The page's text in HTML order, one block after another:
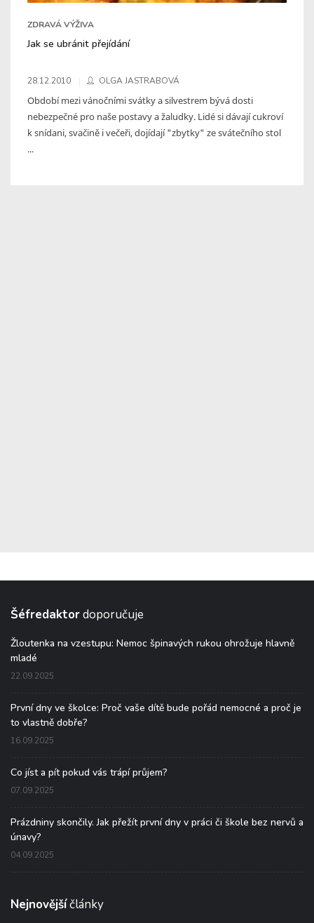
ZDRAVÁ VÝŽIVA
Jak se ubránit přejídání
28.12.2010 OLGA JASTRABOVÁ
Období mezi vánočními svátky a silvestrem bývá dosti
nebezpečné pro naše postavy a žaludky. Lidé si dávají cukroví
k snídani, svačině i večeři, dojídají "zbytky" ze svátečního stol
...
Šéfredaktordoporučuje
Žloutenka na vzestupu: Nemoc špinavých rukou ohrožuje hlavně
mladé
22.09.2025
První dny ve školce: Proč vaše dítě bude pořád nemocné a proč je
to vlastně dobře?
16.09.2025
Co jíst a pít pokud vás trápí průjem?
07.09.2025
Prázdniny skončily. Jak přežít první dny v práci či škole bez nervů a
únavy?
04.09.2025
Nejnovějšíčlánky